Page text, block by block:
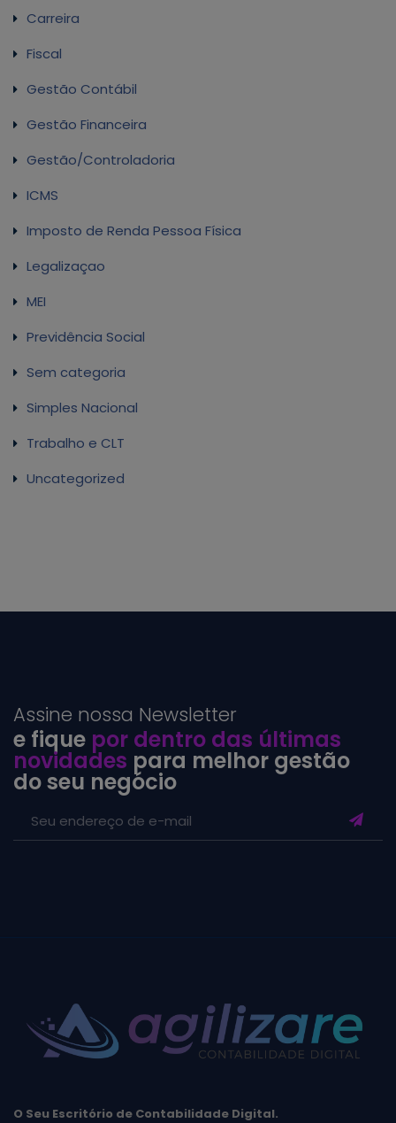
Carreira
Fiscal
Gestão Contábil
Gestão Financeira
Gestão/Controladoria
ICMS
Imposto de Renda Pessoa Física
Legalizaçao
MEI
Previdência Social
Sem categoria
Simples Nacional
Trabalho e CLT
Uncategorized
Assine nossa Newsletter
e fique por dentro das últimas
novidades para melhor gestão
do seu negócio
O Seu Escritório de Contabilidade Digital.